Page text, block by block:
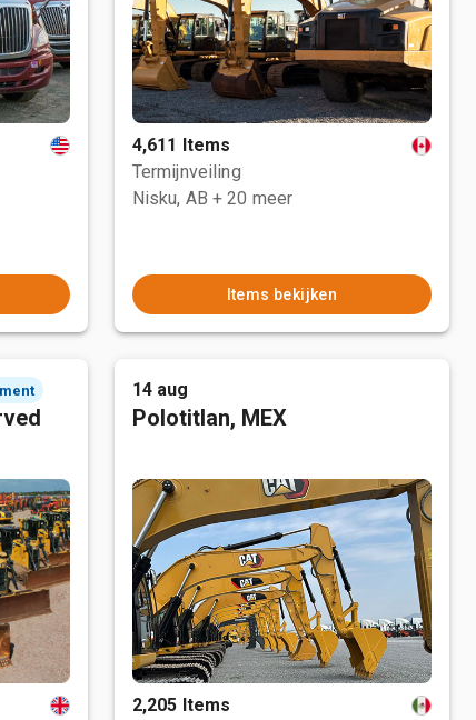
4,611 Items
Termijnveiling
Nisku, AB + 20 meer
Items bekijken
14 aug
Polotitlan, MEX
2,205 Items